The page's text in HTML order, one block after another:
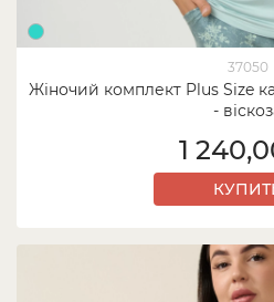
37050
Жіночий комплект Plus Size
-
1